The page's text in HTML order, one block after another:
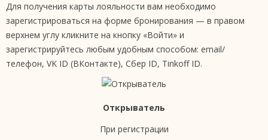
Для получения карты лояльности вам необходимо
зарегистрироваться на форме бронирования — в правом
верхнем углу кликните на кнопку «Войти» и
зарегистрируйтесь любым удобным способом: email/
телефон, VK ID (ВКонтакте), Сбер ID, Tinkoff ID.
Открыватель
При регистрации